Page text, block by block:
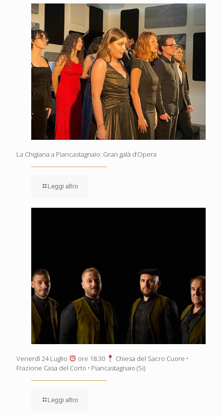
La Chigiana a Piancastagnaio: Gran galà d’Opera
Leggi altro
Venerdì 24 Luglio ore 18.30
Chiesa del Sacro Cuore •
Frazione Casa del Corto • Piancastagnaio (Si)
Leggi altro